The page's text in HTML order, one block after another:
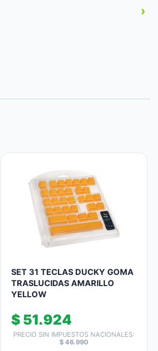
›
SET 31 TECLAS DUCKY GOMA
TRASLUCIDAS AMARILLO
YELLOW
$51.924
PRECIO SIN IMPUESTOS NACIONALES:
$ 46.990